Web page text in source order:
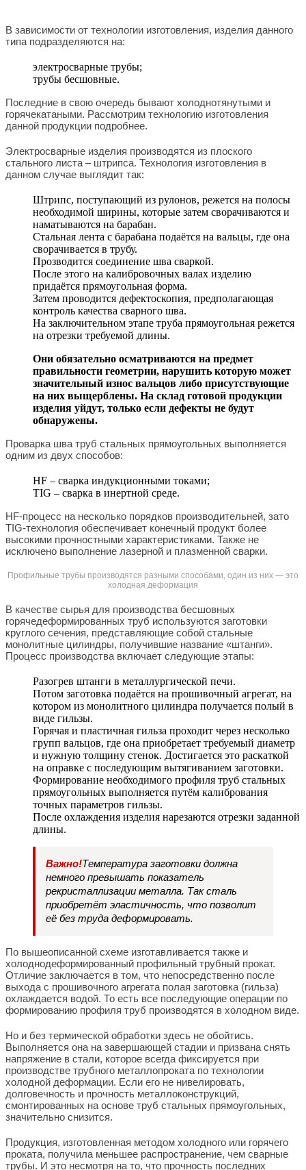
В зависимости от технологии изготовления, изделия данного
типа подразделяются на:
электросварные трубы;
трубы бесшовные.
Последние в свою очередь бывают холоднотянутыми и
горячекатаными. Рассмотрим технологию изготовления
данной продукции подробнее.
Электросварные изделия производятся из плоского
стального листа – штрипса. Технология изготовления в
данном случае выглядит так:
Штрипс, поступающий из рулонов, режется на полосы
необходимой ширины, которые затем сворачиваются и
наматываются на барабан.
Стальная лента с барабана подаётся на вальцы, где она
сворачивается в трубу.
Прозводится соединение шва сваркой.
После этого на калибровочных валах изделию
придаётся прямоугольная форма.
Затем проводится дефектоскопия, предполагающая
контроль качества сварного шва.
На заключительном этапе труба прямоугольная режется
на отрезки требуемой длины.
Они обязательно осматриваются на предмет
правильности геометрии, нарушить которую может
значительный износ вальцов либо присутствующие
на них выщерблены. На склад готовой продукции
изделия уйдут, только если дефекты не будут
обнаружены.
Проварка шва труб стальных прямоугольных выполняется
одним из двух способов:
HF – сварка индукционными токами;
TIG – сварка в инертной среде.
HF-процесс на несколько порядков производительней, зато
TIG-технология обеспечивает конечный продукт более
высокими прочностными характеристиками. Также не
исключено выполнение лазерной и плазменной сварки.
Профильные трубы производятся разными способами, один из них — это
холодная деформация
В качестве сырья для производства бесшовных
горячедеформированных труб используются заготовки
круглого сечения, представляющие собой стальные
монолитные цилиндры, получившие название «штанги».
Процесс производства включает следующие этапы:
Разогрев штанги в металлургической печи.
Потом заготовка подаётся на прошивочный агрегат, на
котором из монолитного цилиндра получается полый в
виде гильзы.
Горячая и пластичная гильза проходит через несколько
групп вальцов, где она приобретает требуемый диаметр
и нужную толщину стенок. Достигается это раскаткой
на оправке с последующим вытягиванием заготовки.
Формирование необходимого профиля труб стальных
прямоугольных выполняется путём калибрования
точных параметров гильзы.
После охлаждения изделия нарезаются отрезки заданной
длины.
Важно!Температура заготовки должна
немного превышать показатель
рекристаллизации металла. Так сталь
приобретёт эластичность, что позволит
её без труда деформировать.
По вышеописанной схеме изготавливается также и
холоднодеформированный профильный трубный прокат.
Отличие заключается в том, что непосредственно после
выхода с прошивочного агрегата полая заготовка (гильза)
охлаждается водой. То есть все последующие операции по
формированию профиля труб производятся в холодном виде.
Но и без термической обработки здесь не обойтись.
Выполняется она на завершающей стадии и призвана снять
напряжение в стали, которое всегда фиксируется при
производстве трубного металлопроката по технологии
холодной деформации. Если его не нивелировать,
долговечность и прочность металлоконструкций,
смонтированных на основе труб стальных прямоугольных,
значительно снизится.
Продукция, изготовленная методом холодного или горячего
проката, получила меньшее распространение, чем сварные
трубы. И это несмотря на то, что прочность последних